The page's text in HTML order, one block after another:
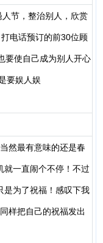
节，整治别人，欣赏
电话预订的前30位顾
要使自己成为别人开心
要娱人娱
然最有意味的还是春
就一直闹个不停！不过
是为了祝福！感叹下我
样把自己的祝福发出